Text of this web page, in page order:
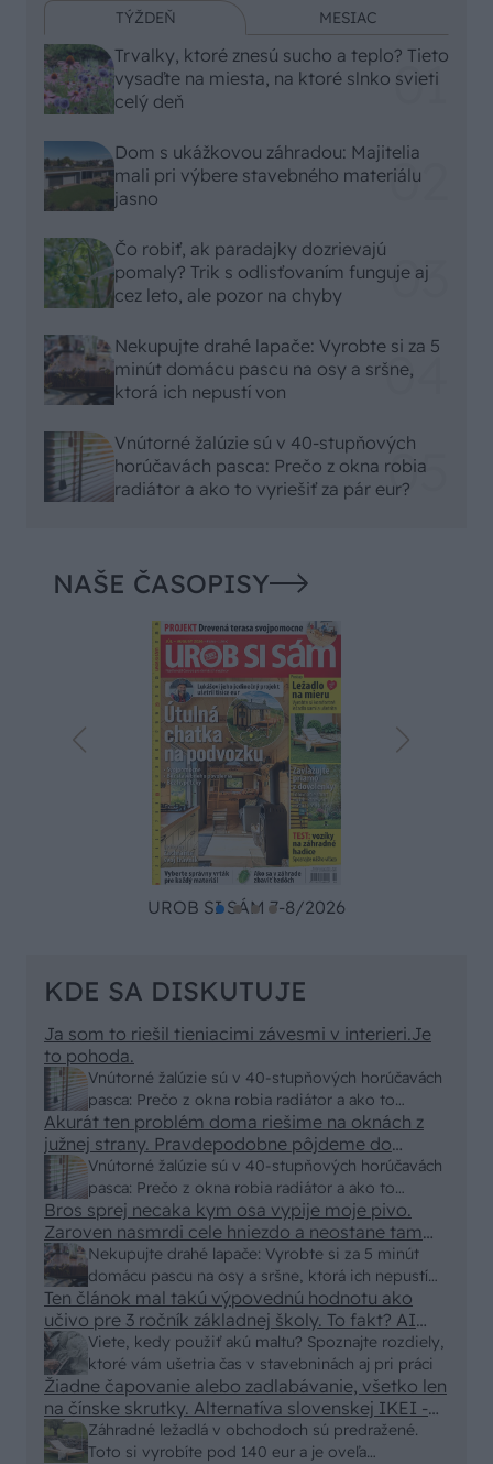
TÝŽDEŇ MESIAC
Trvalky, ktoré znesú sucho a teplo? Tieto
vysaďte na miesta, na ktoré slnko svieti
celý deň
Dom s ukážkovou záhradou: Majitelia
mali pri výbere stavebného materiálu
jasno
Čo robiť, ak paradajky dozrievajú
pomaly? Trik s odlisťovaním funguje aj
cez leto, ale pozor na chyby
Nekupujte drahé lapače: Vyrobte si za 5
minút domácu pascu na osy a sršne,
ktorá ich nepustí von
Vnútorné žalúzie sú v 40-stupňových
horúčavách pasca: Prečo z okna robia
radiátor a ako to vyriešiť za pár eur?
NAŠE ČASOPISY
UROB SI SÁM 7-8/2026
KDE SA DISKUTUJE
Vnútorné žalúzie sú v 40-stupňových horúčavách
pasca: Prečo z okna robia radiátor a ako to
vyriešiť za pár eur?
Ja som to riešil tieniacimi závesmi v interieri.Je
to pohoda.
Vnútorné žalúzie sú v 40-stupňových horúčavách
pasca: Prečo z okna robia radiátor a ako to
vyriešiť za pár eur?
Akurát ten problém doma riešime na oknách z
južnej strany. Pravdepodobne pôjdeme do
vonkajšieho tienenia na spôsob markízy
250x150cm. Čínsky predajcovia idú okolo 100
eur kus.
Nekupujte drahé lapače: Vyrobte si za 5 minút
domácu pascu na osy a sršne, ktorá ich nepustí
von
Bros sprej necaka kym osa vypije moje pivo.
Zaroven nasmrdi cele hniezdo a neostane tam
nic zive. Vasa pasca naucinke moc efektivne.
Skor pritiahne slimaky
Viete, kedy použiť akú maltu? Spoznajte rozdiely,
ktoré vám ušetria čas v stavebninách aj pri práci
Ten článok mal takú výpovednú hodnotu ako
učivo pre 3 ročník základnej školy. To fakt? AI
alebo nejaka kniha z VŠ? Dnešné rychlotvrdnuce
malty - pevnosť 40 Mpa a doba schnutia tak 15
minut , k tomu vodotesné s kryštálikou. A rozdiel
- schnutie a zretie. Nič?
Záhradné ležadlá v obchodoch sú predražené.
Toto si vyrobíte pod 140 eur a je oveľa
Žiadne čapovanie alebo zadlabávanie, všetko len
na čínske skrutky. Alternatíva slovenskej IKEI -
čo sa týka pevnosti. Autor si nedal veľa námahy s
remeselným spracovaním, škoda. No lepšie než